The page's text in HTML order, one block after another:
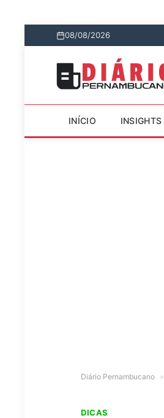
08/08/2026
INÍCIO INSIGHTS
Diário Pernambucano »
DICAS